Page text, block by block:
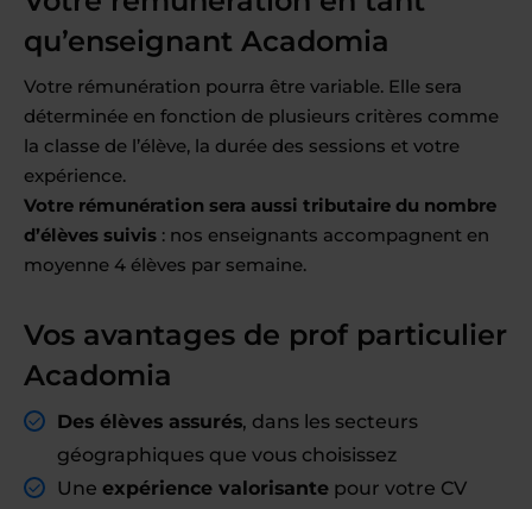
qu’enseignant Acadomia
Votre rémunération pourra être variable. Elle sera
déterminée en fonction de plusieurs critères comme
la classe de l’élève, la durée des sessions et votre
expérience.
Votre rémunération sera aussi tributaire du nombre
d’élèves suivis : nos enseignants accompagnent en
moyenne 4 élèves par semaine.
Vos avantages de prof particulier
Acadomia
Des élèves assurés, dans les secteurs
géographiques que vous choisissez
Une expérience valorisante pour votre CV